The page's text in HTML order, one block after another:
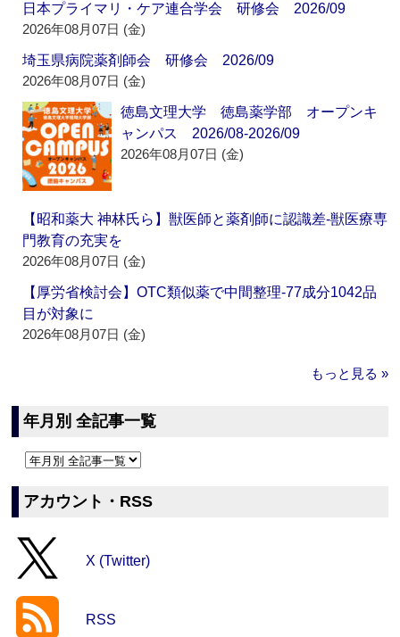
日本プライマリ・ケア連合学会 研修会 2026/09
2026年08月07日 (金)
埼玉県病院薬剤師会 研修会 2026/09
2026年08月07日 (金)
徳島文理大学 徳島薬学部 オープンキ
ャンパス 2026/08-2026/09
2026年08月07日 (金)
【昭和薬大 神林氏ら】獣医師と薬剤師に認識差‐獣医療専
門教育の充実を
2026年08月07日 (金)
【厚労省検討会】OTC類似薬で中間整理‐77成分1042品
目が対象に
2026年08月07日 (金)
もっと見る »
年月別 全記事一覧
アカウント・RSS
X (Twitter)
RSS